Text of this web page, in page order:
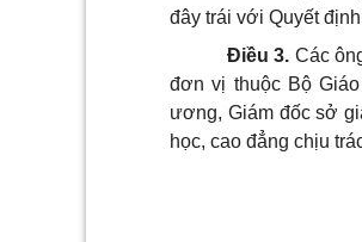
đây trái với Quyết
Điều 3. Các
đơn vị thuộc Bộ
ương, Giám đốc sở
học, cao đẳng chịu